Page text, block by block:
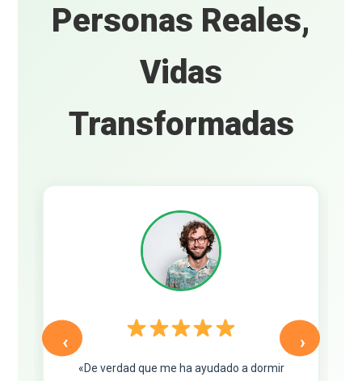
Personas Reales,
Vidas
Transformadas
«De verdad que me ha ayudado a dormir
‹ ›